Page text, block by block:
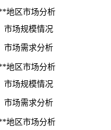
区市场分析
规模情况
需求分析
区市场分析
规模情况
需求分析
区市场分析